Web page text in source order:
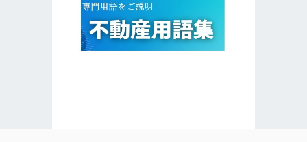
おすすめ不動産AIコンテンツとして、膨大なデータ
から最適なご提案を導き出します✨
不動産の売却や購入など、何でもお気軽にご相談く